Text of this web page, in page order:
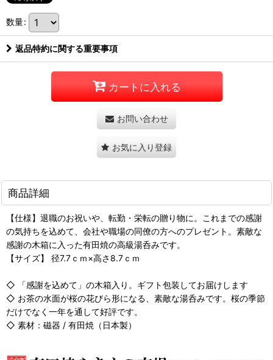
数量:
返品特約に関する重要事項
カートに入れる
お問い合わせ
お気に入り登録
商品詳細
【仕様】退職のお祝いや、転勤・栄転の贈り物に。これまでの感謝
の気持ちを込めて、会社や職場の同僚の方へのプレゼント。素敵な
感謝の木箱に入った有田焼の高級湯呑みです。
【サイズ】 径7.7ｃｍ×高さ8.7ｃｍ
◇ 「感謝を込めて」の木箱入り。ギフト包装してお届けします
◇ お茶の水面が桜の花びら形になる、素敵な湯呑みです。桜の季節
だけでなく一年を通して好評です。
◇ 素材：磁器 / 有田焼（日本製）